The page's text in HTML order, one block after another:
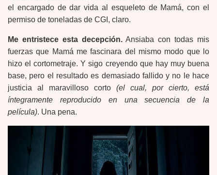
el encargado de dar vida al esqueleto de Mamá, con el
permiso de toneladas de CGI, claro.
Me entristece esta decepción.Ansiaba con todas mis
fuerzas que Mamá me fascinara del mismo modo que lo
hizo el cortometraje. Y sigo creyendo que hay muy buena
base, pero el resultado es demasiado fallido y no le hace
justicia al maravilloso corto (el cual, por cierto, está
íntegramente reproducido en una secuencia de la
película). Una pena.